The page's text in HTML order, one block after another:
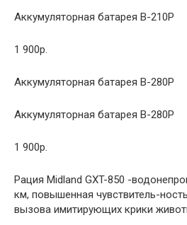
Аккумуляторная батарея B-210P
1 900р.
Аккумуляторная батарея B-280P
Аккумуляторная батарея B-280P
1 900р.
Рация Midland GXT-850 -
км, повышенная чувствитель-
вызова имитирующих крики